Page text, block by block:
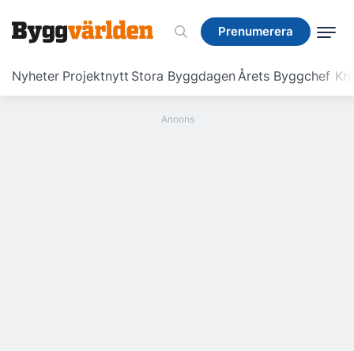
Prenumerera
Nyheter Projektnytt Stora ByggdagenÅrets Byggchef
Prenumerera